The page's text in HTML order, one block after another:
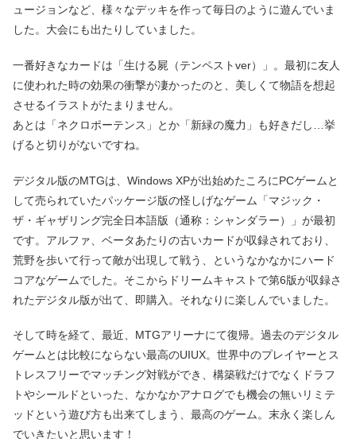
ュージョンなど、様々なデッキを作って毎日のように遊んでいま
した。大会にも出たりしていました。
一番好きなカードは「生ける屍（テンペストver）」。最初に友人
に使われた時の効果の衝撃が凄かったのと、美しくて物語を想起
させるイラストがたまりません。
あとは「ネクロポーテンス」とか「新緑の魔力」も好きだし…挙
げると切りがないですね。
デジタル版のMTGは、Windows XPが出始めたころにPCゲームと
して売られていたパッケージ版の怪しげなゲーム「マジック・
ザ・ギャザリング完全日本語版（通称：シャンダラー）」が最初
です。アルファ、ベータあたりの古いカードが収録されており、
荒野を歩いて行って敵が出現して戦う、というなかなかにハード
コアなゲームでした。そこからドリームキャストで第6版が収録さ
れたデジタル版が出て、即購入。それなりに楽しんでいました。
そして時を経て、最近、MTGアリーナにて復帰。過去のデジタル
ゲームとは比較にならない最高のUIUX。世界中のプレイヤーとス
トレスフリーでマッチング対戦ができ、構築戦だけでなくドラフ
トやシールドといった、なかなかアナログでも機会の無いリミテ
ッドという遊び方も出来てしまう、最高のゲーム。末永く楽しん
でいきたいと思います！